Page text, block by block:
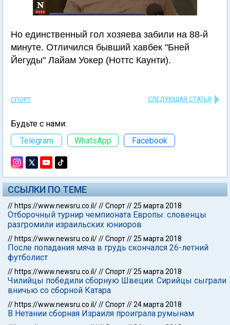
Но единственный гол хозяева забили на 88-й
минуте. Отличился бывший хавбек "Бней
Йегуды" Лайам Уокер (Ноттс Каунти).
СПОРТ СЛЕДУЮЩАЯ СТАТЬЯ
Будьте с нами:
Telegram
WhatsApp Facebook
ССЫЛКИ ПО ТЕМЕ
// https://www.newsru.co.il///Спорт//25 марта 2018
Отборочный турнир чемпионата Европы: словенцы
разгромили израильских юниоров
// https://www.newsru.co.il///Спорт//25 марта 2018
После попадания мяча в грудь скончался 26-летний
футболист
// https://www.newsru.co.il///Спорт//25 марта 2018
Чилийцы победили сборную Швеции. Сирийцы сыграли
вничью со сборной Катара
// https://www.newsru.co.il///Спорт//24 марта 2018
В Нетании сборная Израиля проиграла румынам